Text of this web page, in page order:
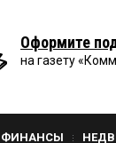
Оформите
на газету
ФИНАНСЫ